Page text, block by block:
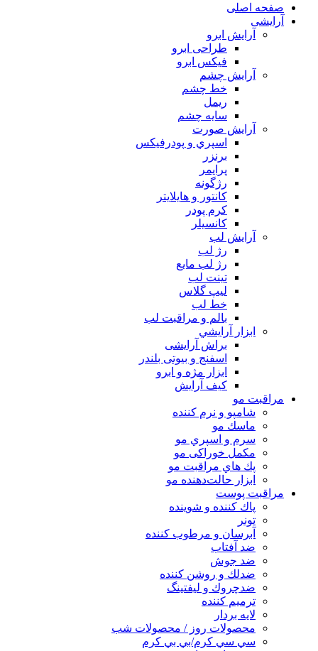
صفحه اصلی
آرایشی
آرايش ابرو
طراحی ابرو
فیکس ابرو
آرايش چشم
خط چشم
ريمل
سايه چشم
آرايش صورت
اسپري و پودرفيكس
برنزر
پرايمر
رژگونه
كانتور و هايلايتر
كرم پودر
كانسيلر
آرايش لب
رژ لب
رژ لب مایع
تینت لب
لیپ گلاس
خط لب
بالم و مراقبت لب
ابزار آرايشي
براش آرایشی
اسفنج و بیوتی بلندر
ابزار مژه و ابرو
کیف آرایش
مراقبت مو
شامپو و نرم كننده
ماسك مو
سرم و اسپري مو
مكمل خوراكی مو
پك هاي مراقبت مو
ابزار حالت‌دهنده مو
مراقبت پوست
پاك كننده و شوينده
تونر
آبرسان و مرطوب كننده
ضد آفتاب
ضد جوش
ضدلك و روشن كننده
ضدچروك و ليفتينگ
ترميم كننده
لايه بردار
محصولات روز / محصولات شب
سي سي كرم/بي بي كرم